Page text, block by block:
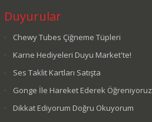
Duyurular
Chewy Tubes Çiğneme Tüpleri
Karne Hediyeleri Duyu Market'te!
Ses Taklit Kartları Satışta
Gonge İle Hareket Ederek Öğreniyoruz
Dikkat Ediyorum Doğru Okuyorum